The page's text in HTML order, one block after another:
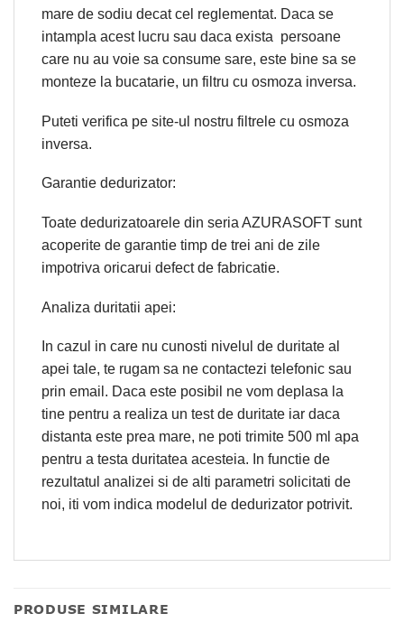
mare de sodiu decat cel reglementat. Daca se
intampla acest lucru sau daca exista persoane
care nu au voie sa consume sare, este bine sa se
monteze la bucatarie, un filtru cu osmoza inversa.
Puteti verifica pe site-ul nostru filtrele cu osmoza
inversa.
Garantie dedurizator:
Toate dedurizatoarele din seria AZURASOFT sunt
acoperite de garantie timp de trei ani de zile
impotriva oricarui defect de fabricatie.
Analiza duritatii apei:
In cazul in care nu cunosti nivelul de duritate al
apei tale, te rugam sa ne contactezi telefonic sau
prin email. Daca este posibil ne vom deplasa la
tine pentru a realiza un test de duritate iar daca
distanta este prea mare, ne poti trimite 500 ml apa
pentru a testa duritatea acesteia. In functie de
rezultatul analizei si de alti parametri solicitati de
noi, iti vom indica modelul de dedurizator potrivit.
PRODUSE SIMILARE